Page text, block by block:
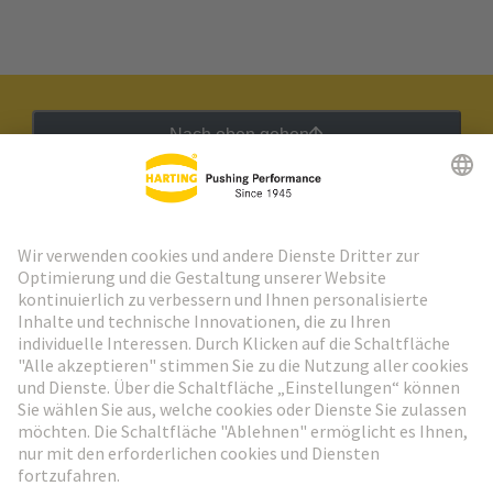
Nach oben gehen
Weiter zur Anmeldung
Social Media